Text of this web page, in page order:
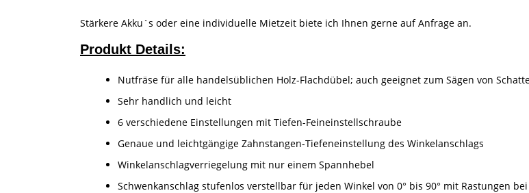
Stärkere Akku`s oder eine individuelle Mietzeit biete ich Ihnen gerne auf Anfrage an.
Produkt Details:
Nutfräse für alle handelsüblichen Holz-Flachdübel; auch geeignet zum Sägen von
Sehr handlich und leicht
6 verschiedene Einstellungen mit Tiefen-Feineinstellschraube
Genaue und leichtgängige Zahnstangen-Tiefeneinstellung des Winkelanschlags
Winkelanschlagverriegelung mit nur einem Spannhebel
Schwenkanschlag stufenlos verstellbar für jeden Winkel von 0° bis 90° mit Rastungen bei